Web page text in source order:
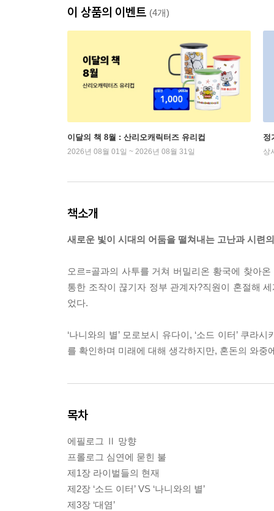
이 상품의 이벤트 (4개)
이달의 책 8월 : 산리오캐릭터즈 유리컵
2026년 08월 01일 ~ 2026년 08월 31일
정
상
책소개
새로운 빛이 시대의 어둠을 떨쳐내는 고난과 시련
오르=골과의 사투를 거쳐 버밀리온 황국에 찾아온
통한 조작이 끊기자 정부 관계자?직원이 혼절해
었다.
‘나니와의 별’ 모로보시 유다이, ‘소드 이터’ 쿠라
를 확인하며 미래에 대해 생각하지만, 혼돈의 와
목차
에필로그 Ⅱ 망향
프롤로그 심연에 묻힌 불
제1장 라이벌들의 현재
제2장 ‘소드 이터’ VS ‘나니와의 별’
제3장 ‘대염’